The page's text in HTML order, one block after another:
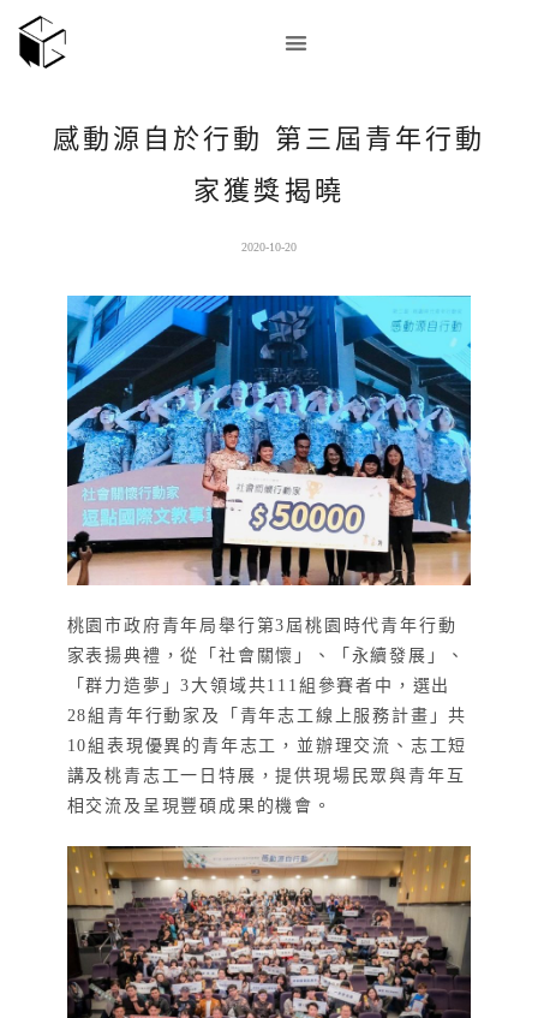
感動源自於行動 第三屆青年行動
家獲獎揭曉
2020-10-20
桃園市政府青年局舉行第3屆桃園時代青年行動
家表揚典禮，從「社會關懷」、「永續發展」、
「群力造夢」3大領域共111組參賽者中，選出
28組青年行動家及「青年志工線上服務計畫」共
10組表現優異的青年志工，並辦理交流、志工短
講及桃青志工一日特展，提供現場民眾與青年互
相交流及呈現豐碩成果的機會。